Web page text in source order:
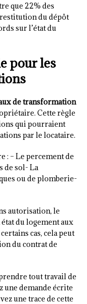
que 22% des
du dépôt
sur l’état du
pour les
de transformation
Cette règle
qui pourraient
par le locataire.
: – Le percement de
de sol- La
ou de plomberie-
autorisation, le
du logement aux
cas, cela peut
du contrat de
tout travail de
une demande écrite
une trace de cette